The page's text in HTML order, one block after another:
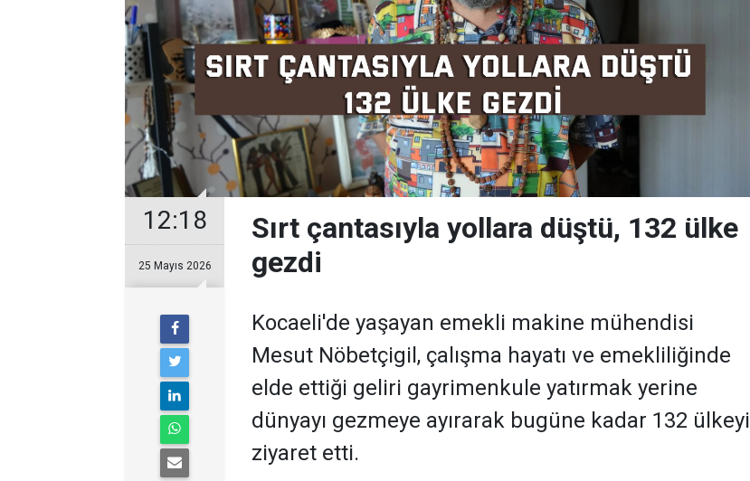
12:18
25 Mayıs 2026
Sırt çantasıyla yollara düştü, 132 ülke
gezdi
Kocaeli'de yaşayan emekli makine mühendisi
Mesut Nöbetçigil, çalışma hayatı ve emekliliğinde
elde ettiği geliri gayrimenkule yatırmak yerine
dünyayı gezmeye ayırarak bugüne kadar 132 ülkeyi
ziyaret etti.